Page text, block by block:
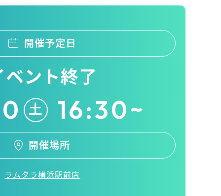
開催予定日
ベント終了
土 16:30~
開催場所
ラムタラ横浜駅前店